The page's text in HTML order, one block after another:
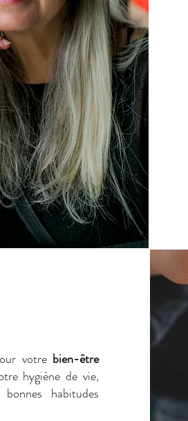
votre bien-être
hygiène de vie,
habitudes